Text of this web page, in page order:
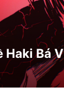
Haki Bá